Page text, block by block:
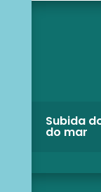
Subida
do mar